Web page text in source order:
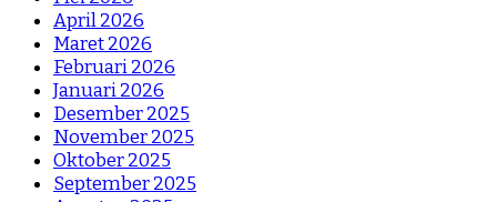
April 2026
Maret 2026
Februari 2026
Januari 2026
Desember 2025
November 2025
Oktober 2025
September 2025